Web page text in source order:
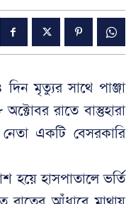
দিন মৃত্যুর সাথে পাঞ্জা
রাতে বাস্তুহারা
একটি বেসরকারি
হয়ে হাসপাতালে ভর্তি